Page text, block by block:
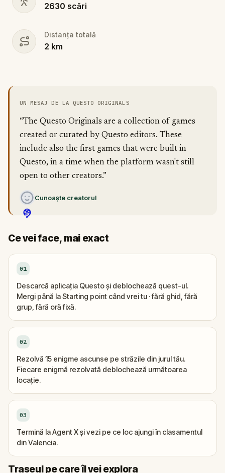
2630 scări
Distanța totală
2 km
UN MESAJ DE LA QUESTO ORIGINALS
“The Questo Originals are a collection of games
created or curated by Questo editors. These
include also the first games that were built in
Questo, in a time when the platform wasn't still
open to other creators.”
Cunoaște creatorul
Ce vei face, mai exact
01
Descarcă aplicația Questo și deblochează quest-ul.
Mergi până la Starting point când vrei tu · fără ghid, fără
grup, fără oră fixă.
02
Rezolvă 15 enigme ascunse pe străzile din jurul tău.
Fiecare enigmă rezolvată deblochează următoarea
locație.
03
Termină la Agent X și vezi pe ce loc ajungi în clasamentul
din Valencia.
Traseul pe care îl vei explora
Start
Sosire